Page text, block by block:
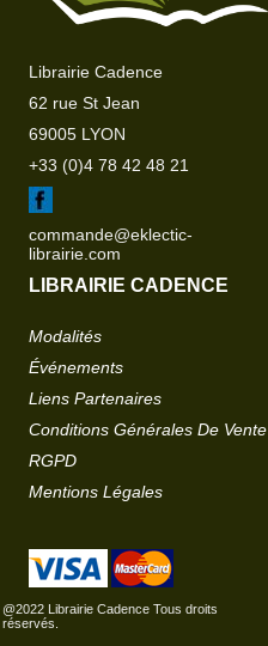
Librairie Cadence
62 rue St Jean
69005 LYON
+33 (0)4 78 42 48 21
commande@eklectic-
librairie.com
LIBRAIRIE CADENCE
Modalités
Événements
Liens Partenaires
Conditions Générales De Vente
RGPD
Mentions Légales
@2022 Librairie Cadence Tous droits
réservés.